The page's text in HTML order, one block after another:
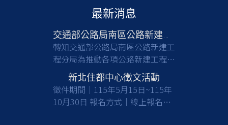
最新消息
轉知交通部公路局南區公路新建工
程分局為推動各項公路新建工程，
亟需具備土木工程等相關專業背景
之人才加入，共同提升公共工程品
質與建設效能，請有意從事公部門
工程建設工作之應屆畢業生及校友
新北住都中心徵文活動
徵件期間｜115年5月15日~115年
10月30日 報名方式｜線上報名及